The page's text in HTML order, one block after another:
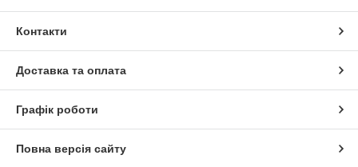
Контакти
Доставка та оплата
Графік роботи
Повна версія сайту